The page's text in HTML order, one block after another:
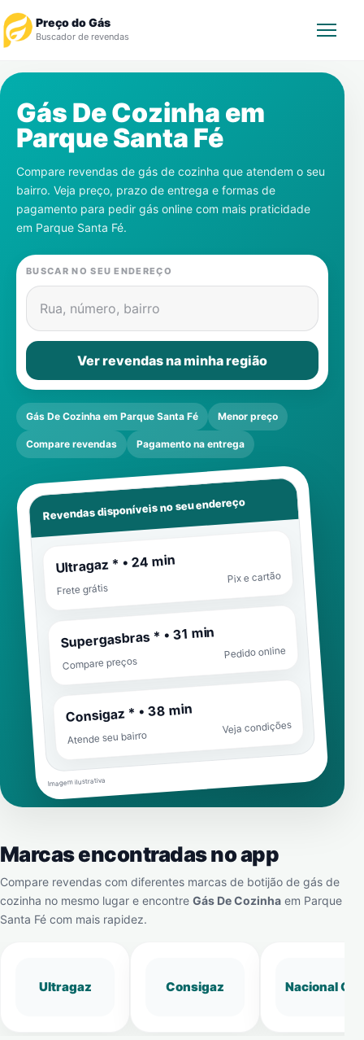
Preço do Gás
Buscador de revendas
Revendedor
Notícias
Cadastre-se
Gás
Contatos
Gás De Cozinha em
Parque Santa Fé
Compare revendas de gás de cozinha que atendem o seu
bairro. Veja preço, prazo de entrega e formas de
pagamento para pedir gás online com mais praticidade
em Parque Santa Fé.
BUSCAR NO SEU ENDEREÇO
Rua, número, bairro
Ver revendas na minha região
Gás De Cozinha em Parque Santa Fé Menor preço
Compare revendas Pagamento na entrega
Revendas disponíveis no seu endereço
Ultragaz * • 24 min
Frete grátis
Pix e cartão
Supergasbras * • 31 min
Compare preços
Pedido online
Consigaz * • 38 min
Atende seu bairro
Veja condições
Imagem ilustrativa
Marcas encontradas no app
Compare revendas com diferentes marcas de botijão de gás de
cozinha no mesmo lugar e encontre Gás De Cozinha em Parque
Santa Fé com mais rapidez.
Ultragaz Consigaz Nacional Gás